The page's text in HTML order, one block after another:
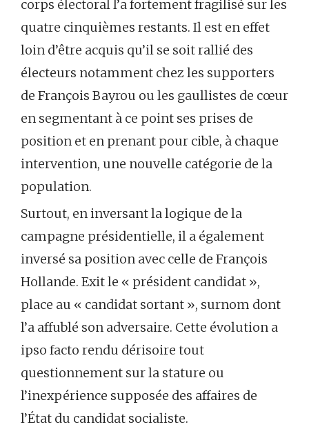
corps électoral l’a fortement fragilisé sur les
quatre cinquièmes restants. Il est en effet
loin d’être acquis qu’il se soit rallié des
électeurs notamment chez les supporters
de François Bayrou ou les gaullistes de cœur
en segmentant à ce point ses prises de
position et en prenant pour cible, à chaque
intervention, une nouvelle catégorie de la
population.
Surtout, en inversant la logique de la
campagne présidentielle, il a également
inversé sa position avec celle de François
Hollande. Exit le « président candidat »,
place au « candidat sortant », surnom dont
l’a affublé son adversaire. Cette évolution a
ipso facto rendu dérisoire tout
questionnement sur la stature ou
l’inexpérience supposée des affaires de
l’État du candidat socialiste.